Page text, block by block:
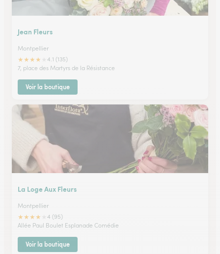
Jean Fleurs
Montpellier
★★★★
4.1 (135)
7, place des Martyrs de la Résistance
Voir la boutique
La Loge Aux Fleurs
Montpellier
★★★★
4 (95)
Allée Paul Boulet Esplanade Comédie
Voir la boutique